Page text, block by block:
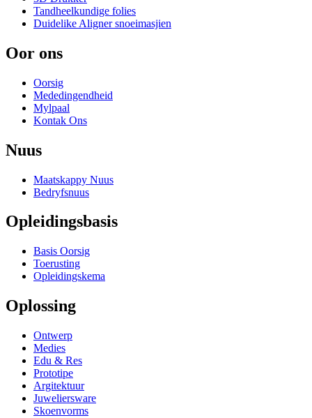
Tandheelkundige folies
Duidelike Aligner snoeimasjien
Oor ons
Oorsig
Mededingendheid
Mylpaal
Kontak Ons
Nuus
Maatskappy Nuus
Bedryfsnuus
Opleidingsbasis
Basis Oorsig
Toerusting
Opleidingskema
Oplossing
Ontwerp
Medies
Edu & Res
Prototipe
Argitektuur
Juweliersware
Skoenvorms